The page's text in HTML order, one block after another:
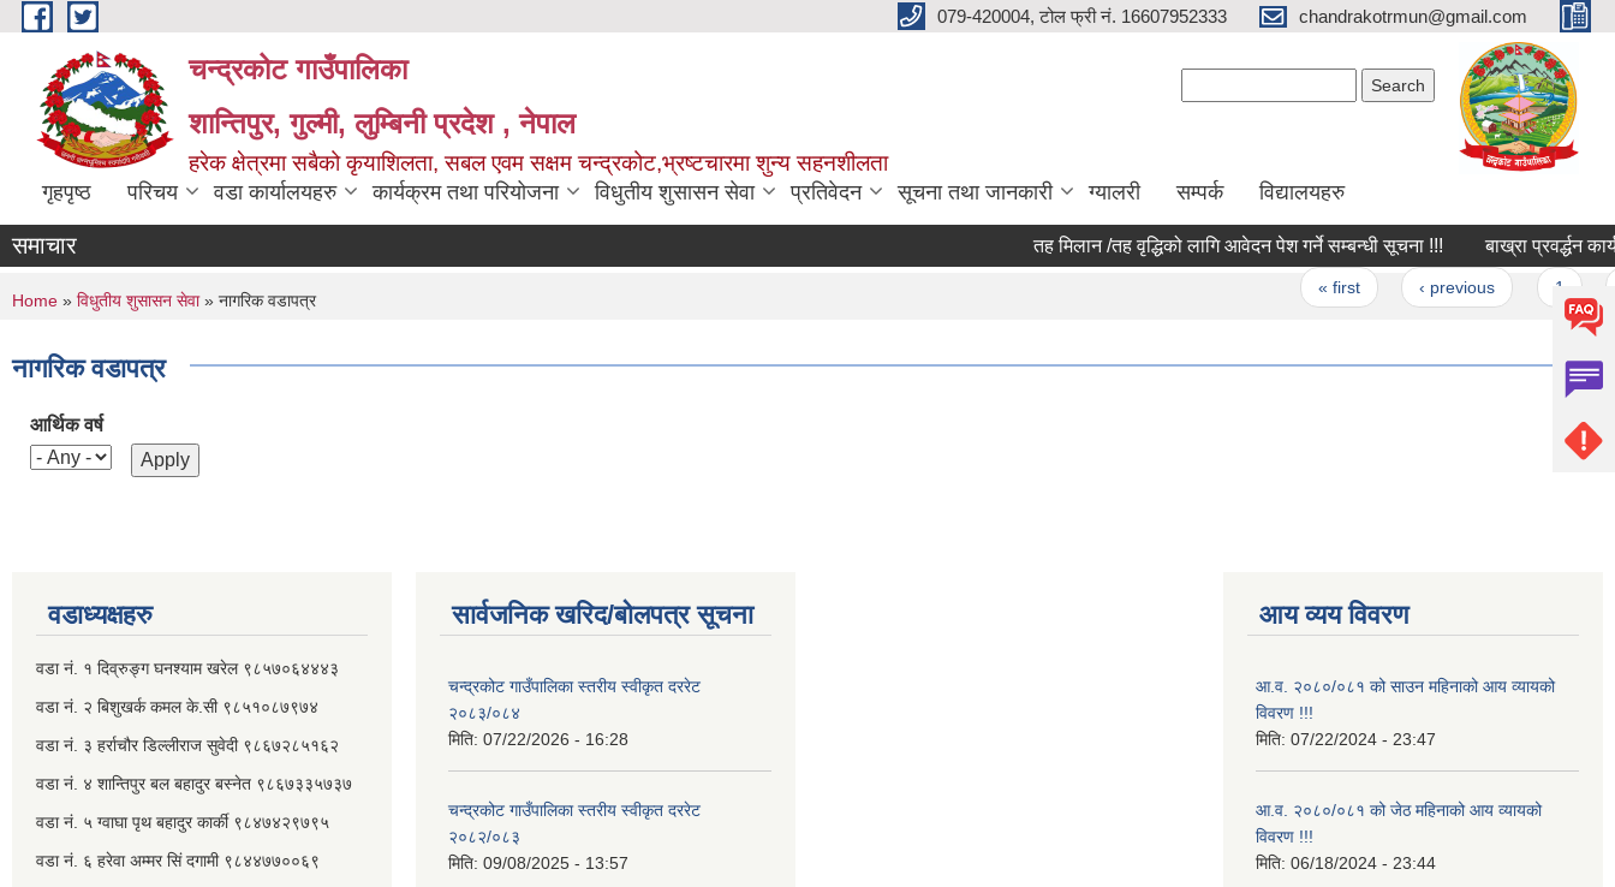
Skip to main content 079-420004, टोल फ्री नं. 16607952333 chandrakotrmun@gmail.com
चन्द्रकोट गाउँपालिका
शान्तिपुर, गुल्मी, लुम्बिनी प्रदेश , नेपाल
हरेक क्षेत्रमा सबैको कृयाशिलता, सबल एवम सक्षम चन्द्रकोट,भ्रष्टचारमा शुन्य सहनशीलता
गृहपृष्ठ परिचय वडा कार्यालयहरु कार्यक्रम तथा परियोजना विधुतीय शुसासन सेवा प्रतिवेदन सूचना तथा जानकारी ग्यालरी सम्पर्क विद्यालयहरु
समाचार तह मिलान /तह वृद्धिको लागि आवेदन पेश गर्ने सम्बन्धी सूचना !!! बाख्रा प्रवर्द्धन
« first ‹ previous
You are here
Home » विधुतीय शुसासन सेवा» नागरिक वडापत्र
नागरिक वडापत्र
आर्थिक वर्ष
वडाध्यक्षहरु
वडा नं. १ दिव्रुङ्ग घनश्याम खरेल ९८५७०६४४४३
वडा नं. २ ‌‍बिशुखर्क कमल के.सी ९८५१०८७९७४
वडा नं. ३ हर्राचौर डिल्लीराज सुवेदी ९८६७२८५१६२
वडा नं. ४ शान्तिपुर बल बहादुर बस्नेत​ ९८६७३३५७३७
वडा नं. ५ ग्वाघा पृथ बहादुर कार्की ९८४७४२९७९५
वडा नं. ६ हरेवा अम्मर सिं दगामी​ ९८४४७७००६९
सार्वजनिक खरिद/बोलपत्र सूचना
चन्द्रकोट गाउँपालिका स्तरीय स्वीकृत दररेट
२०८३/०८४
मिति: 07/22/2026 - 16:28
चन्द्रकोट गाउँपालिका स्तरीय स्वीकृत दररेट
२०८२/०८३
मिति: 09/08/2025 - 13:57
आय व्यय विवरण
आ.व. २०८०/०८१ को साउन महिनाको आय व्यायको
विवरण !!!
मिति: 07/22/2024 - 23:47
आ.व. २०८०/०८१ को जेठ महिनाको आय व्यायको
विवरण !!!
मिति: 06/18/2024 - 23:44